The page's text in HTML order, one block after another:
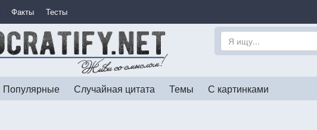
Факты Тесты
Популярные Случайная цитата Темы С картинками